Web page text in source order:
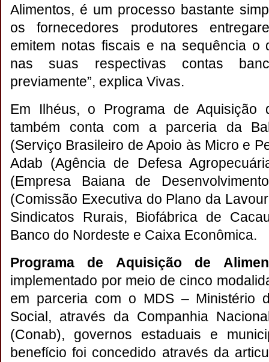
Alimentos, é um processo bastante
os fornecedores produtores
emitem notas fiscais e na sequência o
nas suas respectivas contas
previamente”, explica Vivas.
Em Ilhéus, o Programa de Aquisição
também conta com a parceria da
(Serviço Brasileiro de Apoio às Micro e
Adab (Agência de Defesa
(Empresa Baiana de
(Comissão Executiva do Plano da
Sindicatos Rurais, Biofábrica de
Banco do Nordeste e Caixa Econômica.
Programa de Aquisição de
implementado por meio de cinco
em parceria com o MDS – Ministério
Social, através da Companhia
(Conab), governos estaduais e
benefício foi concedido através da